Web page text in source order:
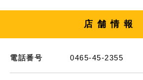
店舗情報
電話番号 0465-45-2355